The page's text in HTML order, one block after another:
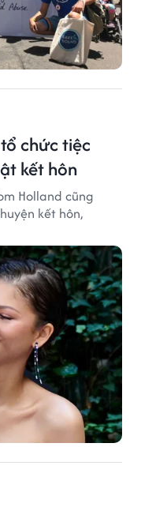
chức tiệc
kết hôn
Holland cũng
kết hôn,